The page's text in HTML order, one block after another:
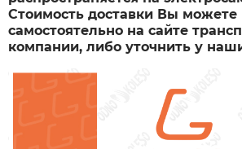
Стоимость доставки Вы можете
самостоятельно на сайте
компании, либо уточнить у